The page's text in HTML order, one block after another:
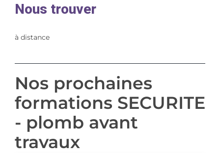
Nous trouver
à distance
Nos prochaines
formations SECURITE
- plomb avant
travaux